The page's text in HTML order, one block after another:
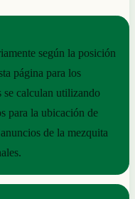
según la posición
página para los
se calculan utilizando
para la ubicación de
de la mezquita